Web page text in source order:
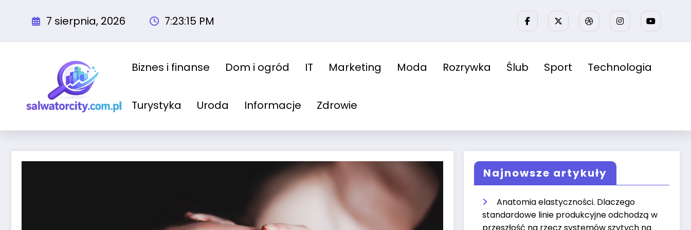
7 sierpnia, 2026 7:23:16 PM
Biznes i finanse Dom i ogród IT Marketing Moda Rozrywka Ślub Sport Technologia
Turystyka Uroda Informacje Zdrowie
Najnowsze artykuły
Anatomia elastyczności. Dlaczego
standardowe linie produkcyjne odchodzą w
przeszłość na rzecz systemów szytych na